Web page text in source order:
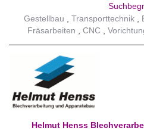
Gestellbau
Transporttechnik
Fräsarbeiten
CNC
Helmut Henss